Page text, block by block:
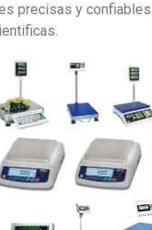
precisas y confiables